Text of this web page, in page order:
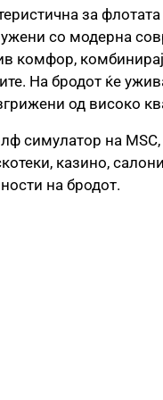
за
со модерна
комфор,
На бродот ќе
од високо
симулатор на
казино,
на бродот.